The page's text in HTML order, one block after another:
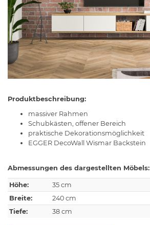
Produktbeschreibung:
massiver Rahmen
Schubkästen, offener Bereich
praktische Dekorationsmöglichkeit
EGGER DecoWall Wismar Backstein
Abmessungen des dargestellten Möbels:
Höhe:
35 cm
Breite:
240 cm
Tiefe:
38 cm